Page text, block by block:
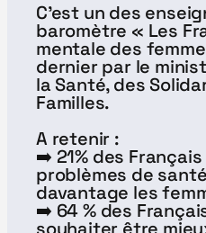
C'est un des
baromètre « Les
mentale des
dernier par le
la Santé, des
Familles.
A retenir :
➡️ 21% des
problèmes de
davantage les
➡️ 64 % des